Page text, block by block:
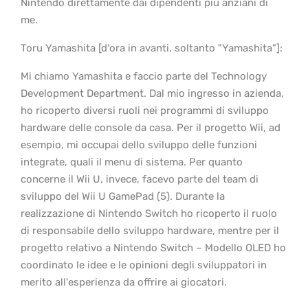
Nintendo direttamente dai dipendenti più anziani di
me.
Toru Yamashita [d'ora in avanti, soltanto "Yamashita"]:
Mi chiamo Yamashita e faccio parte del Technology
Development Department. Dal mio ingresso in azienda,
ho ricoperto diversi ruoli nei programmi di sviluppo
hardware delle console da casa. Per il progetto Wii, ad
esempio, mi occupai dello sviluppo delle funzioni
integrate, quali il menu di sistema. Per quanto
concerne il Wii U, invece, facevo parte del team di
sviluppo del Wii U GamePad (5). Durante la
realizzazione di Nintendo Switch ho ricoperto il ruolo
di responsabile dello sviluppo hardware, mentre per il
progetto relativo a Nintendo Switch – Modello OLED ho
coordinato le idee e le opinioni degli sviluppatori in
merito all'esperienza da offrire ai giocatori.